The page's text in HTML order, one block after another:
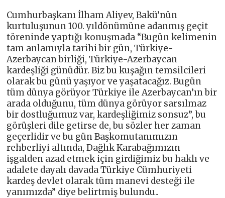
Cumhurbaşkanı İlham Aliyev, Bakü’nün
kurtuluşunun 100. yıldönümüne adanmış geçit
töreninde yaptığı konuşmada “Bugün kelimenin
tam anlamıyla tarihi bir gün, Türkiye-
Azerbaycan birliği, Türkiye-Azerbaycan
kardeşliği günüdür. Biz bu kuşağın temsilcileri
olarak bu günü yaşıyor ve yaşatacağız. Bugün
tüm dünya görüyor Türkiye ile Azerbaycan’ın bir
arada olduğunu, tüm dünya görüyor sarsılmaz
bir dostluğumuz var, kardeşliğimiz sonsuz”, bu
görüşleri dile getirse de, bu sözler her zaman
geçerlidir ve bu gün Başkomutanımızın
rehberliyi altında, Dağlık Karabağımızın
işgalden azad etmek için girdiğimiz bu haklı ve
adalete dayalı davada Türkiye Cümhuriyeti
kardeş devlet olarak tüm manevi desteği ile
yanımızda” diye belirtmiş bulundu..